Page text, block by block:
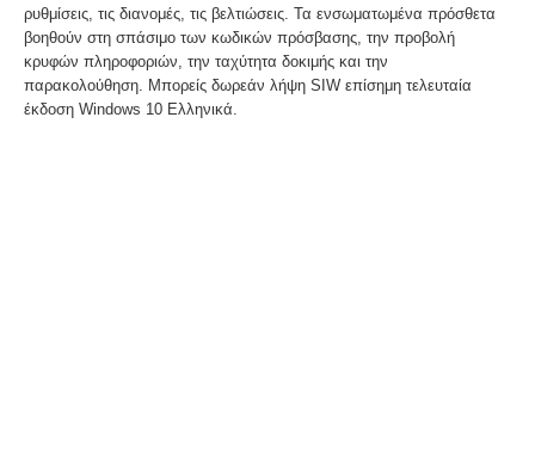
ρυθμίσεις, τις διανομές, τις βελτιώσεις. Τα ενσωματωμένα πρόσθετα
βοηθούν στη σπάσιμο των κωδικών πρόσβασης, την προβολή
κρυφών πληροφοριών, την ταχύτητα δοκιμής και την
παρακολούθηση. Μπορείς δωρεάν λήψη SIW επίσημη τελευταία
έκδοση Windows 10 Ελληνικά.